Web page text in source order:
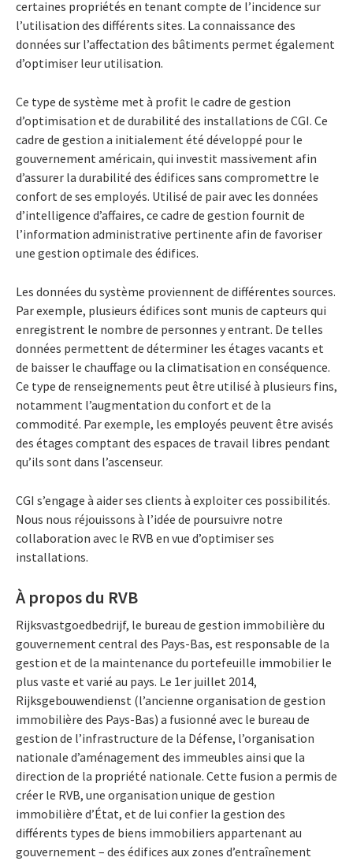
certaines propriétés en tenant compte de l’incidence sur
l’utilisation des différents sites. La connaissance des
données sur l’affectation des bâtiments permet également
d’optimiser leur utilisation.
Ce type de système met à profit le cadre de gestion
d’optimisation et de durabilité des installations de CGI. Ce
cadre de gestion a initialement été développé pour le
gouvernement américain, qui investit massivement afin
d’assurer la durabilité des édifices sans compromettre le
confort de ses employés. Utilisé de pair avec les données
d’intelligence d’affaires, ce cadre de gestion fournit de
l’information administrative pertinente afin de favoriser
une gestion optimale des édifices.
Les données du système proviennent de différentes sources.
Par exemple, plusieurs édifices sont munis de capteurs qui
enregistrent le nombre de personnes y entrant. De telles
données permettent de déterminer les étages vacants et
de baisser le chauffage ou la climatisation en conséquence.
Ce type de renseignements peut être utilisé à plusieurs fins,
notamment l’augmentation du confort et de la
commodité. Par exemple, les employés peuvent être avisés
des étages comptant des espaces de travail libres pendant
qu’ils sont dans l’ascenseur.
CGI s’engage à aider ses clients à exploiter ces possibilités.
Nous nous réjouissons à l’idée de poursuivre notre
collaboration avec le RVB en vue d’optimiser ses
installations.
À propos du RVB
Rijksvastgoedbedrijf, le bureau de gestion immobilière du
gouvernement central des Pays-Bas, est responsable de la
gestion et de la maintenance du portefeuille immobilier le
plus vaste et varié au pays. Le 1er juillet 2014,
Rijksgebouwendienst (l’ancienne organisation de gestion
immobilière des Pays-Bas) a fusionné avec le bureau de
gestion de l’infrastructure de la Défense, l’organisation
nationale d’aménagement des immeubles ainsi que la
direction de la propriété nationale. Cette fusion a permis de
créer le RVB, une organisation unique de gestion
immobilière d’État, et de lui confier la gestion des
différents types de biens immobiliers appartenant au
gouvernement – des édifices aux zones d’entraînement